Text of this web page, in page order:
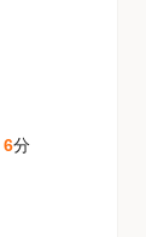
6分